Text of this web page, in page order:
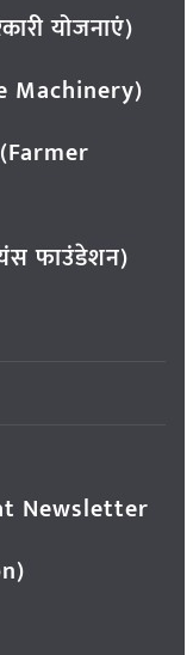
योजनाएं)
Machinery)
फाउंडेशन)
Newsletter